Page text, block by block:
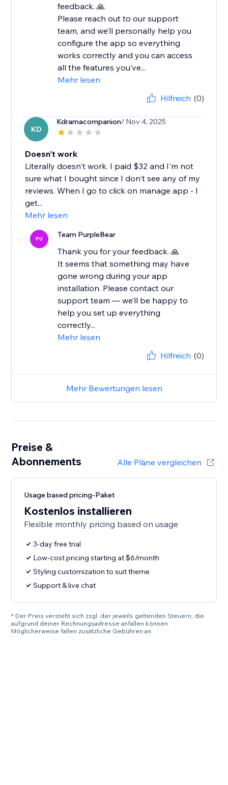
feedback. 🙏
Please reach out to our support
team, and we’ll personally help you
configure the app so everything
works correctly and you can access
all the features you’ve...
Mehr lesen
Hilfreich (0)
KD
Kdramacompanion/ Nov 4, 2025
Doesn't work
Literally doesn't work. I paid $32 and I'm not
sure what I bought since I don't see any of my
reviews. When I go to click on manage app - I
get...
Mehr lesen
PU Team PurpleBear
Thank you for your feedback. 🙏
It seems that something may have
gone wrong during your app
installation. Please contact our
support team — we’ll be happy to
help you set up everything
correctly...
Mehr lesen
Hilfreich (0)
Mehr Bewertungen lesen
Preise &
Abonnements
Alle Pläne vergleichen
Usage based pricing-Paket
Kostenlos installieren
Flexible monthly pricing based on usage
3-day free trial
Low-cost pricing starting at $6/month
Styling customization to suit theme
Support & live chat
* Der Preis versteht sich zzgl. der jeweils geltenden Steuern, die
aufgrund deiner Rechnungsadresse anfallen können.
Möglicherweise fallen zusätzliche Gebühren an.